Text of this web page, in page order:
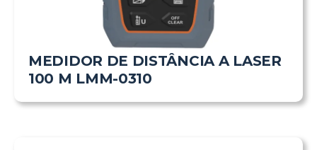
MEDIDOR DE DISTÂNCIA A LASER
100 M LMM-0310